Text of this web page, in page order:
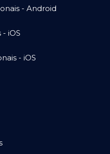
- Android
iOS
- iOS